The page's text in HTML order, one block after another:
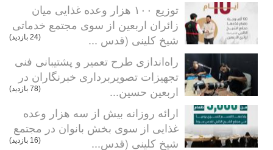
توزیع ۱۰۰ هزار وعده غذایی میان
زائران اربعین از سوی مجتمع خدماتی
شیخ کلینی (قدس ...
(24 بازدید)
راه‌اندازی طرح تعمیر و پشتیبانی فنی
تجهیزات تصویربرداری خبرنگاران در
اربعین حسین...
(78 بازدید)
ارائه روزانه بیش از سه هزار وعده
غذایی از سوی بخش بانوان در مجتمع
شیخ کلینی (قدس...
(16 بازدید)